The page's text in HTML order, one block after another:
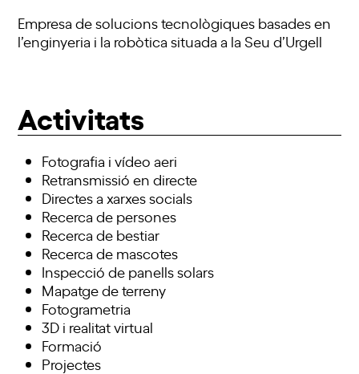
Empresa de solucions tecnològiques basades en
l’enginyeria i la robòtica situada a la Seu d’Urgell
Activitats
Fotografia i vídeo aeri
Retransmissió en directe
Directes a xarxes socials
Recerca de persones
Recerca de bestiar
Recerca de mascotes
Inspecció de panells solars
Mapatge de terreny
Fotogrametria
3D i realitat virtual
Formació
Projectes